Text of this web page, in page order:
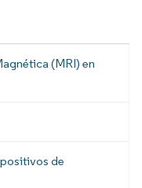
(MRI) en
de